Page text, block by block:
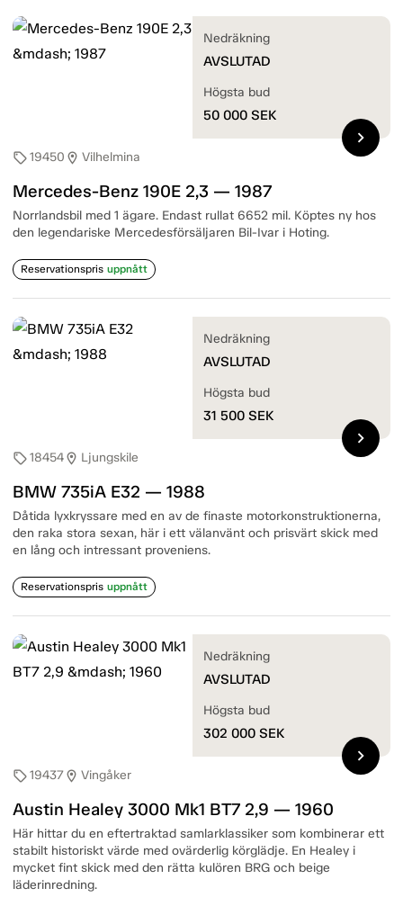
sell19450 location_on Vilhelmina
Mercedes-Benz 190E 2,3 — 1987
Norrlandsbil med 1 ägare. Endast rullat 6652 mil. Köptes ny hos
den legendariske Mercedesförsäljaren Bil-Ivar i Hoting.
Reservationspris uppnått
Nedräkning
AVSLUTAD
Högsta bud
50 000 SEK
chevron_right
sell18454location_on Ljungskile
BMW 735iA E32 — 1988
Dåtida lyxkryssare med en av de finaste motorkonstruktionerna,
den raka stora sexan, här i ett välanvänt och prisvärt skick med
en lång och intressant proveniens.
Reservationspris uppnått
Nedräkning
AVSLUTAD
Högsta bud
31 500 SEK
chevron_right
sell19437location_on Vingåker
Austin Healey 3000 Mk1 BT7 2,9 — 1960
Här hittar du en eftertraktad samlarklassiker som kombinerar ett
stabilt historiskt värde med ovärderlig körglädje. En Healey i
mycket fint skick med den rätta kulören BRG och beige
läderinredning.
Nedräkning
AVSLUTAD
Högsta bud
302 000 SEK
chevron_right